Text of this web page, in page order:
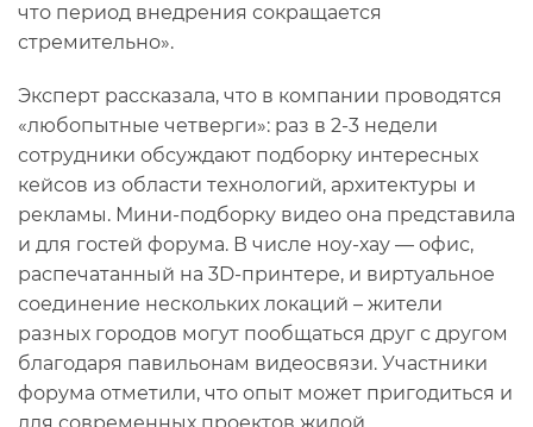
что период внедрения сокращается
стремительно».
Эксперт рассказала, что в компании проводятся
«любопытные четверги»: раз в 2-3 недели
сотрудники обсуждают подборку интересных
кейсов из области технологий, архитектуры и
рекламы. Мини-подборку видео она представила
и для гостей форума. В числе ноу-хау — офис,
распечатанный на 3D-принтере, и виртуальное
соединение нескольких локаций – жители
разных городов могут пообщаться друг с другом
благодаря павильонам видеосвязи. Участники
форума отметили, что опыт может пригодиться и